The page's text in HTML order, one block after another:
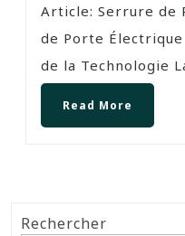
Article: Serrure de
de Porte
de la Technologie
Read More
Rechercher